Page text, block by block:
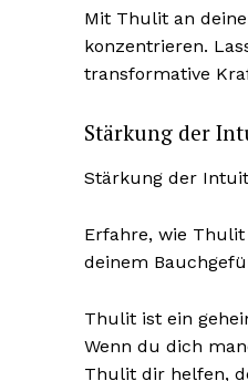
Mit Thulit an
konzentrieren.
transformative
Stärkung der
Stärkung der
Erfahre, wie
deinem
Thulit ist ein
Wenn du dich
Thulit dir helfen,